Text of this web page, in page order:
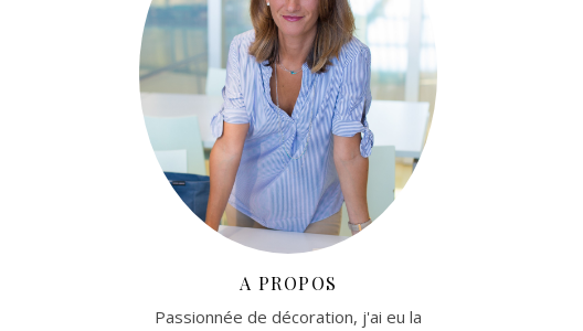
A PROPOS
Passionnée de décoration, j'ai eu la